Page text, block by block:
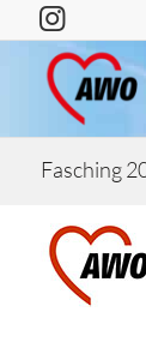
Fasching